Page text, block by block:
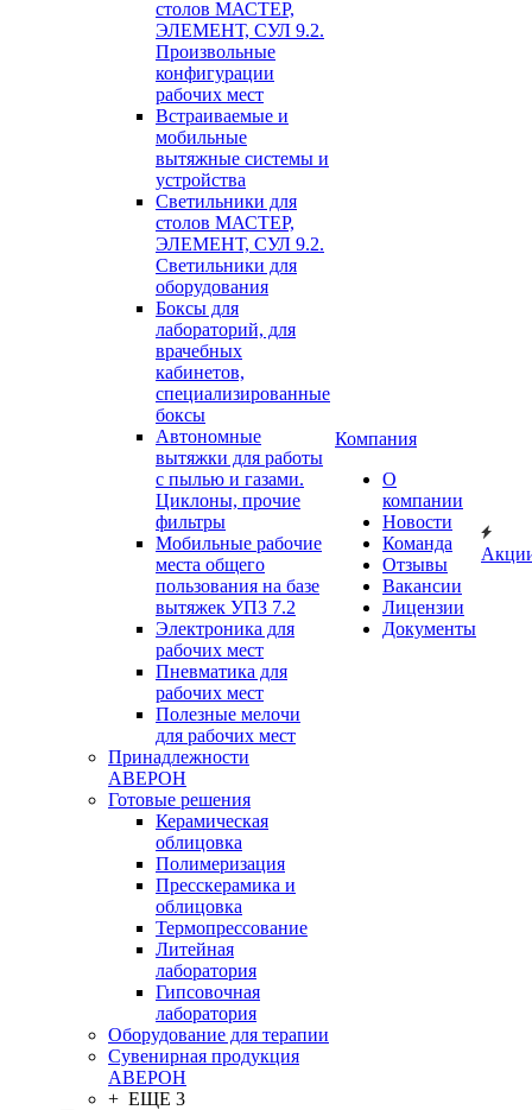
столов МАСТЕР,
ЭЛЕМЕНТ, СУЛ 9.2.
Произвольные
конфигурации
рабочих мест
Встраиваемые и
мобильные
вытяжные системы и
устройства
Светильники для
столов МАСТЕР,
ЭЛЕМЕНТ, СУЛ 9.2.
Светильники для
оборудования
Боксы для
лабораторий, для
врачебных
кабинетов,
специализированные
боксы
Автономные
вытяжки для работы
с пылью и газами.
Циклоны, прочие
фильтры
Мобильные рабочие
места общего
пользования на базе
вытяжек УПЗ 7.2
Электроника для
рабочих мест
Пневматика для
рабочих мест
Полезные мелочи
для рабочих мест
Принадлежности
АВЕРОН
Готовые решения
Керамическая
облицовка
Полимеризация
Пресскерамика и
облицовка
Термопрессование
Литейная
лаборатория
Гипсовочная
лаборатория
Оборудование для терапии
Сувенирная продукция
АВЕРОН
+ ЕЩЕ 3
Компания
О
компании
Новости
Команда
Отзывы
Вакансии
Лицензии
Документы